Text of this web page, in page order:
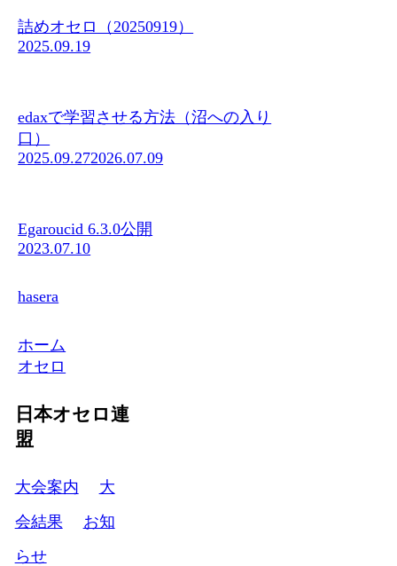
詰めオセロ（20250919）
2025.09.19
edaxで学習させる方法（沼への入り
口）
2025.09.272026.07.09
Egaroucid 6.3.0公開
2023.07.10
hasera
ホーム
オセロ
日本オセロ連
盟
大会案内
大
会結果
お知
らせ